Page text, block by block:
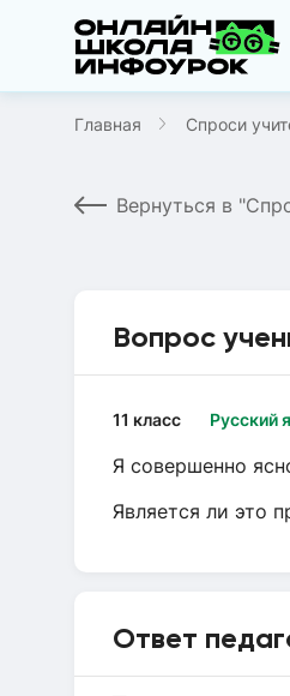
Главная Спроси
Вернуться в
Вопрос
Русский
11 класс
Я совершенно
Является ли это
Ответ